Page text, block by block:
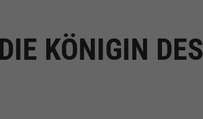
KÖNIGIN DES